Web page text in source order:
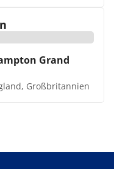
Grand
Großbritannien